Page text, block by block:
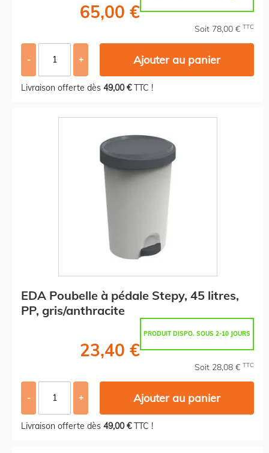
65,00 €
Soit 78,00 € TTC
- + Ajouter au panier
Livraison offerte dès 49,00 €TTC !
EDA Poubelle à pédale Stepy, 45 litres,
PP, gris/anthracite
PRODUIT DISPO. SOUS 2-10 JOURS
23,40 €
Soit 28,08 € TTC
- + Ajouter au panier
Livraison offerte dès 49,00 €TTC !